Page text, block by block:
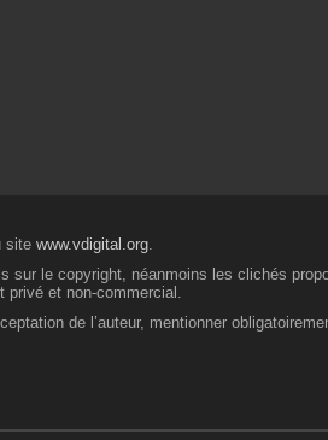
site www.vdigital.org
le copyright, néanmoins les clichés
et non-commercial.
de l’auteur, mentionner